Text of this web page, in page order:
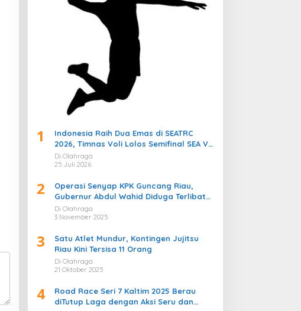
1
Indonesia Raih Dua Emas di SEATRC
2026, Timnas Voli Lolos Semifinal SEA V
Cup! Pekan Olahraga Nasional
Bergemuruh
Di Olahraga
25 Juli 2026
2
Operasi Senyap KPK Guncang Riau,
Gubernur Abdul Wahid Diduga Terlibat
Kasus Korupsi Proyek
Di Olahraga
3 November 2025
3
Satu Atlet Mundur, Kontingen Jujitsu
Riau Kini Tersisa 11 Orang
Di Olahraga
21 Oktober 2025
4
Road Race Seri 7 Kaltim 2025 Berau
diTutup Laga dengan Aksi Seru dan